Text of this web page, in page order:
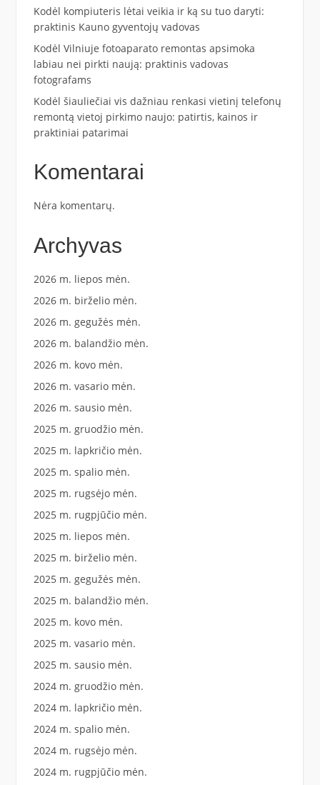
Kodėl kompiuteris lėtai veikia ir ką su tuo daryti:
praktinis Kauno gyventojų vadovas
Kodėl Vilniuje fotoaparato remontas apsimoka
labiau nei pirkti naują: praktinis vadovas
fotografams
Kodėl šiauliečiai vis dažniau renkasi vietinį telefonų
remontą vietoj pirkimo naujo: patirtis, kainos ir
praktiniai patarimai
Komentarai
Nėra komentarų.
Archyvas
2026 m. liepos mėn.
2026 m. birželio mėn.
2026 m. gegužės mėn.
2026 m. balandžio mėn.
2026 m. kovo mėn.
2026 m. vasario mėn.
2026 m. sausio mėn.
2025 m. gruodžio mėn.
2025 m. lapkričio mėn.
2025 m. spalio mėn.
2025 m. rugsėjo mėn.
2025 m. rugpjūčio mėn.
2025 m. liepos mėn.
2025 m. birželio mėn.
2025 m. gegužės mėn.
2025 m. balandžio mėn.
2025 m. kovo mėn.
2025 m. vasario mėn.
2025 m. sausio mėn.
2024 m. gruodžio mėn.
2024 m. lapkričio mėn.
2024 m. spalio mėn.
2024 m. rugsėjo mėn.
2024 m. rugpjūčio mėn.